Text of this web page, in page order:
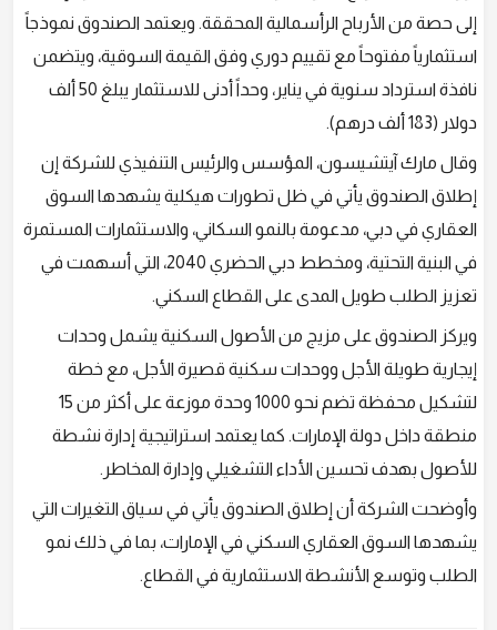
إلى حصة من الأرباح الرأسمالية المحققة. ويعتمد الصندوق نموذجاً
استثمارياً مفتوحاً مع تقييم دوري وفق القيمة السوقية، ويتضمن
نافذة استرداد سنوية في يناير، وحداً أدنى للاستثمار يبلغ 50 ألف
دولار (183 ألف درهم).
وقال مارك آيتشيسون، المؤسس والرئيس التنفيذي للشركة إن
إطلاق الصندوق يأتي في ظل تطورات هيكلية يشهدها السوق
العقاري في دبي، مدعومة بالنمو السكاني، والاستثمارات المستمرة
في البنية التحتية، ومخطط دبي الحضري 2040، التي أسهمت في
تعزيز الطلب طويل المدى على القطاع السكني.
ويركز الصندوق على مزيج من الأصول السكنية يشمل وحدات
إيجارية طويلة الأجل ووحدات سكنية قصيرة الأجل، مع خطة
لتشكيل محفظة تضم نحو 1000 وحدة موزعة على أكثر من 15
منطقة داخل دولة الإمارات. كما يعتمد استراتيجية إدارة نشطة
للأصول بهدف تحسين الأداء التشغيلي وإدارة المخاطر.
وأوضحت الشركة أن إطلاق الصندوق يأتي في سياق التغيرات التي
يشهدها السوق العقاري السكني في الإمارات، بما في ذلك نمو
الطلب وتوسع الأنشطة الاستثمارية في القطاع.